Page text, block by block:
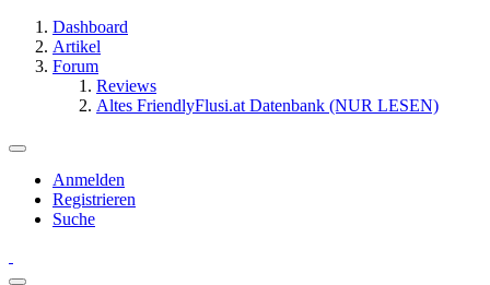
Dashboard
Artikel
Forum
Reviews
Altes FriendlyFlusi.at Datenbank (NUR LESEN)
Anmelden
Registrieren
Suche